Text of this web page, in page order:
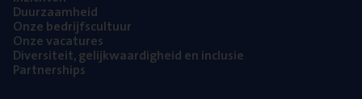
Duur­zaam­heid
Onze bedrijfs­cul­tuur
Onze vaca­tu­res
Diver­si­teit, gelijk­waar­dig­heid en inclusie
Part­ner­ships